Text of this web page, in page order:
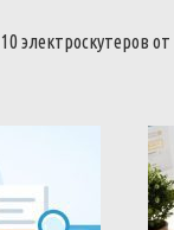
10 электроскутеров от